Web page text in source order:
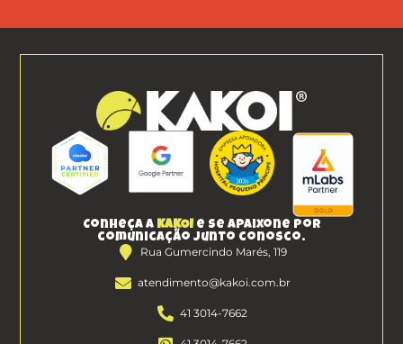
Conheça a KAKOI e se apaixone por
comunicação junto conosco.
Rua Gumercindo Marés, 119
atendimento@kakoi.com.br
41 3014-7662